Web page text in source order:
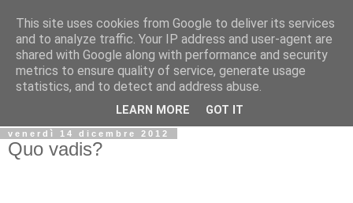
Biblio@rti in
Il Blog della Biblioteca di Area delle arti per condividere
informazioni iniziative incontri
venerdì 14 dicembre 2012
Quo vadis?
This site uses cookies from Google to deliver its services
and to analyze traffic. Your IP address and user-agent are
shared with Google along with performance and security
metrics to ensure quality of service, generate usage
statistics, and to detect and address abuse.
LEARN MORE GOT IT